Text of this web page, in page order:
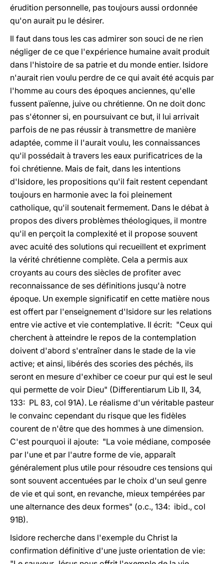
érudition personnelle, pas toujours aussi ordonnée
qu'on aurait pu le désirer.
Il faut dans tous les cas admirer son souci de ne rien
négliger de ce que l'expérience humaine avait produit
dans l'histoire de sa patrie et du monde entier. Isidore
n'aurait rien voulu perdre de ce qui avait été acquis par
l'homme au cours des époques anciennes, qu'elle
fussent païenne, juive ou chrétienne. On ne doit donc
pas s'étonner si, en poursuivant ce but, il lui arrivait
parfois de ne pas réussir à transmettre de manière
adaptée, comme il l'aurait voulu, les connaissances
qu'il possédait à travers les eaux purificatrices de la
foi chrétienne. Mais de fait, dans les intentions
d'Isidore, les propositions qu'il fait restent cependant
toujours en harmonie avec la foi pleinement
catholique, qu'il soutenait fermement. Dans le débat à
propos des divers problèmes théologiques, il montre
qu'il en perçoit la complexité et il propose souvent
avec acuité des solutions qui recueillent et expriment
la vérité chrétienne complète. Cela a permis aux
croyants au cours des siècles de profiter avec
reconnaissance de ses définitions jusqu'à notre
époque. Un exemple significatif en cette matière nous
est offert par l'enseignement d'Isidore sur les relations
entre vie active et vie contemplative. Il écrit: "Ceux qui
cherchent à atteindre le repos de la contemplation
doivent d'abord s'entraîner dans le stade de la vie
active; et ainsi, libérés des scories des péchés, ils
seront en mesure d'exhiber ce coeur pur qui est le seul
qui permette de voir Dieu" (Differentiarum Lib II, 34,
133: PL 83, col 91A). Le réalisme d'un véritable pasteur
le convainc cependant du risque que les fidèles
courent de n'être que des hommes à une dimension.
C'est pourquoi il ajoute: "La voie médiane, composée
par l'une et par l'autre forme de vie, apparaît
généralement plus utile pour résoudre ces tensions qui
sont souvent accentuées par le choix d'un seul genre
de vie et qui sont, en revanche, mieux tempérées par
une alternance des deux formes" (o.c., 134: ibid., col
91B).
Isidore recherche dans l'exemple du Christ la
confirmation définitive d'une juste orientation de vie: